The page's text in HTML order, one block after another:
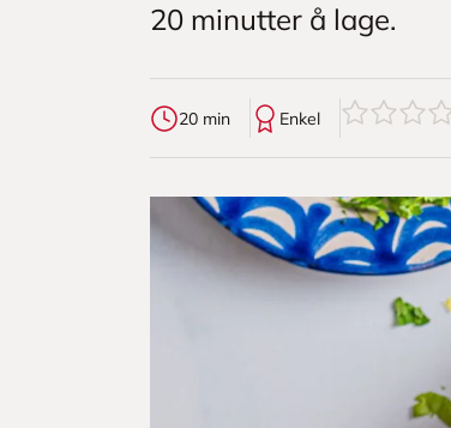
20 minutter å lage.
20 min Enkel 0av5stjerner